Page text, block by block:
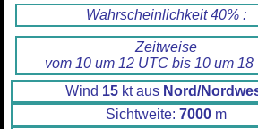
Wahrscheinlichkeit 40% :
Zeitweise
vom 10 um 12 UTC bis 10 um 18
Wind 15 kt aus Nord/
Sichtweite: 7000m